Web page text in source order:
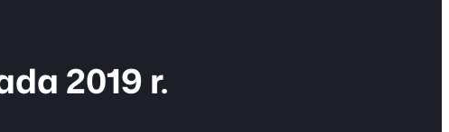
2019 r.